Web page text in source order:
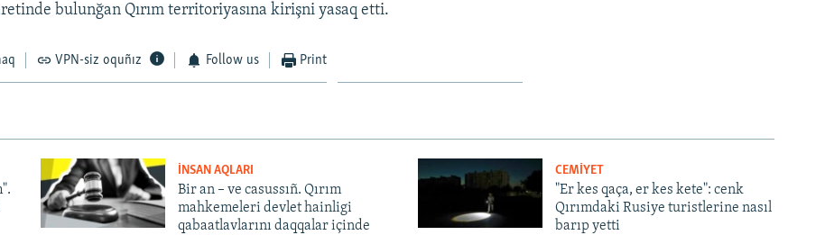
bulunğan Qırım territoriyasına kirişni yasaq etti.
VPN-siz oquñız Follow us Print
İNSAN AQLARI
Bir an – ve casussıñ. Qırım
mahkemeleri devlet hainligi
qabaatlavlarını daqqalar içinde
CEMİYET
"Er kes qaça, er kes kete": cenk
Qırımdaki Rusiye turistlerine nasıl
barıp yetti